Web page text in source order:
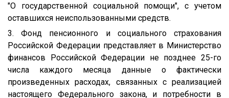
"О государственной социальной помощи", с учетом
оставшихся неиспользованными средств.
3. Фонд пенсионного и социального страхования
Российской Федерации представляет в Министерство
финансов Российской Федерации не позднее 25-го
числа каждого месяца данные о фактически
произведенных расходах, связанных с реализацией
настоящего Федерального закона, и потребности в